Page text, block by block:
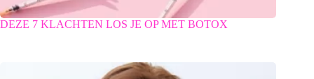
DEZE 7 KLACHTEN LOS JE OP MET BOTOX